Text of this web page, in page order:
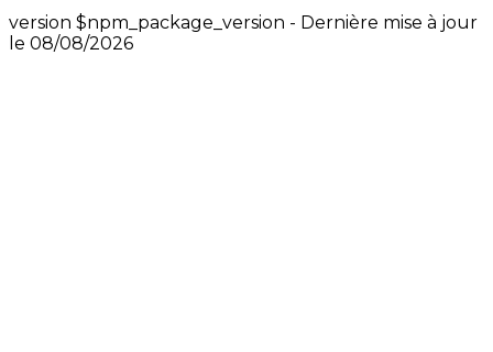
version $npm_package_version - Dernière mise à jour
le 08/08/2026